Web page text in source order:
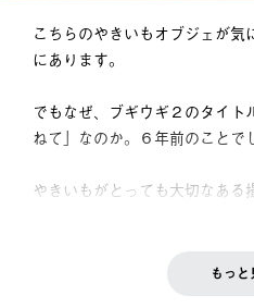
こちらのやきいもオブジェが
にあります。
でもなぜ、ブギウギ２のタイ
ねて」なのか。６年前のことで
やきいもがとっても大切なあ
もっと